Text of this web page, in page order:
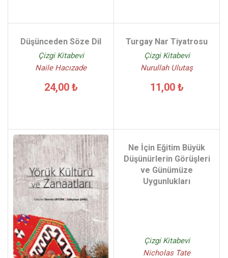
Düşünceden Söze Dil
Çizgi Kitabevi
Naile Hacızade
24,00 ₺
Turgay Nar Tiyatrosu
Çizgi Kitabevi
Nurullah Ulutaş
11,00 ₺
Ne İçin Eğitim Büyük
Düşünürlerin Görüşleri
ve Günümüze
Uygunlukları
Çizgi Kitabevi
Nicholas Tate